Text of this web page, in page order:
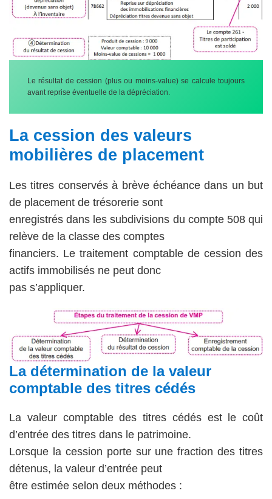
Le résultat de cession (plus ou moins-value) se calcule toujours
avant reprise éventuelle de la dépréciation.
La cession des valeurs
mobilières de placement
Les titres conservés à brève échéance dans un but
de placement de trésorerie sont
enregistrés dans les subdivisions du compte 508 qui
relève de la classe des comptes
financiers. Le traitement comptable de cession des
actifs immobilisés ne peut donc
pas s’appliquer.
La détermination de la valeur
comptable des titres cédés
La valeur comptable des titres cédés est le coût
d’entrée des titres dans le patrimoine.
Lorsque la cession porte sur une fraction des titres
détenus, la valeur d’entrée peut
être estimée selon deux méthodes :